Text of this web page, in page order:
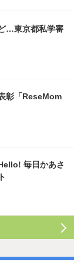
…東京都私学審
彰「ReseMom
毎日かあさ